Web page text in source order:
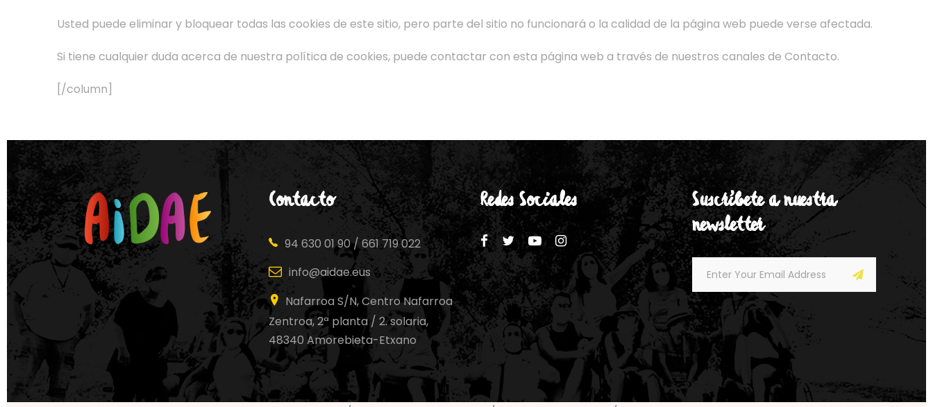
Usted puede eliminar y bloquear todas las cookies de este sitio, pero parte del sitio no funcionará o la calidad de la página web puede verse afectada.
Si tiene cualquier duda acerca de nuestra política de cookies, puede contactar con esta página web a través de nuestros canales de Contacto.
[/column]
Contacto
94 630 01 90 / 661 719 022
info@aidae.eus
Nafarroa S/N, Centro Nafarroa
Zentroa, 2ª planta / 2. solaria,
48340 Amorebieta-Etxano
Redes Sociales
Suscríbete a nuestra
newsletter